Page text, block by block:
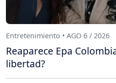
Entretenimiento • AGO 6 / 2026
Reaparece Epa
libertad?